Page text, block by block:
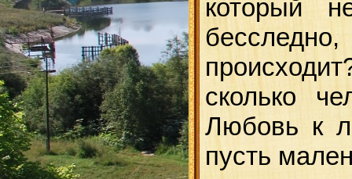
который
сколько
Любовь к
пусть